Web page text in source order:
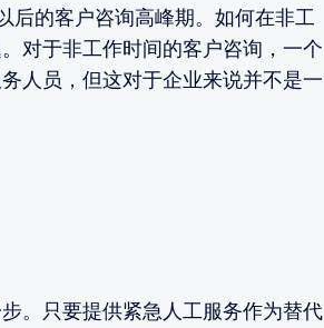
后的客户咨询高峰期。如何在非工
对于非工作时间的客户咨询，一个
人员，但这对于企业来说并不是一
。只要提供紧急人工服务作为替代